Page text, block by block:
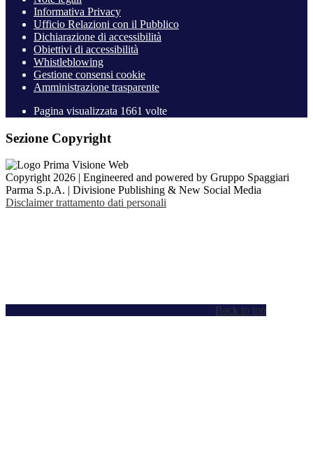
Informativa Privacy
Ufficio Relazioni con il Pubblico
Dichiarazione di accessibilità
Obiettivi di accessibilità
Whistleblowing
Gestione consensi cookie
Amministrazione trasparente
Pagina visualizzata 1661 volte
Sezione Copyright
Copyright 2026 | Engineered and powered by Gruppo Spaggiari
Parma S.p.A. | Divisione Publishing & New Social Media
Disclaimer trattamento dati personali
Back to top